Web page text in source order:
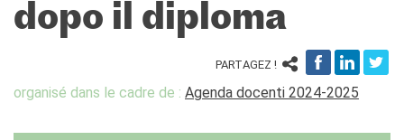
France-Italie
La festa della musica
Nouveau Grand Tour
dopo il diploma
PARTAGEZ !
organisé dans le cadre de : Agenda docenti 2024-2025